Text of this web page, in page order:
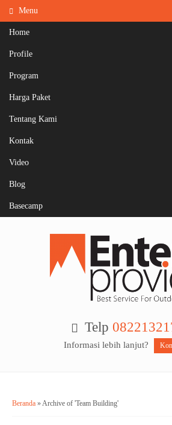
Menu
Home
Profile
Program
Harga Paket
Tentang Kami
Kontak
Video
Blog
Basecamp
Telp
Informasi lebih lanjut?
Beranda »Archive of 'Team Building'